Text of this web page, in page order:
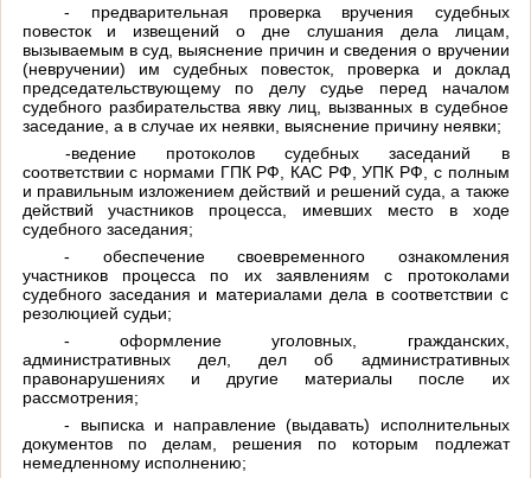
- предварительная проверка вручения судебных
повесток и извещений о дне слушания дела лицам,
вызываемым в суд, выяснение причин и сведения о вручении
(невручении) им судебных повесток, проверка и доклад
председательствующему по делу судье перед началом
судебного разбирательства явку лиц, вызванных в судебное
заседание, а в случае их неявки, выяснение причину неявки;
-ведение протоколов судебных заседаний в
соответствии с нормами ГПК РФ, КАС РФ, УПК РФ, с полным
и правильным изложением действий и решений суда, а также
действий участников процесса, имевших место в ходе
судебного заседания;
- обеспечение своевременного ознакомления
участников процесса по их заявлениям с протоколами
судебного заседания и материалами дела в соответствии с
резолюцией судьи;
- оформление уголовных, гражданских,
административных дел, дел об административных
правонарушениях и другие материалы после их
рассмотрения;
- выписка и направление (выдавать) исполнительных
документов по делам, решения по которым подлежат
немедленному исполнению;